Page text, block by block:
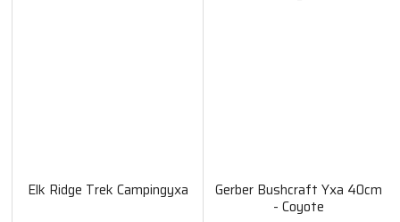
Elk Ridge Trek Campingyxa Gerber Bushcraft Yxa 40cm
- Coyote